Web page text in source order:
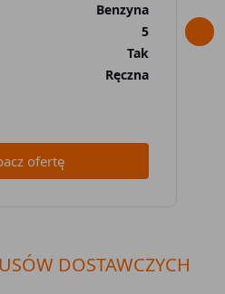
Benzyna
5
Tak
Ręczna
ofertę
DOSTAWCZYCH